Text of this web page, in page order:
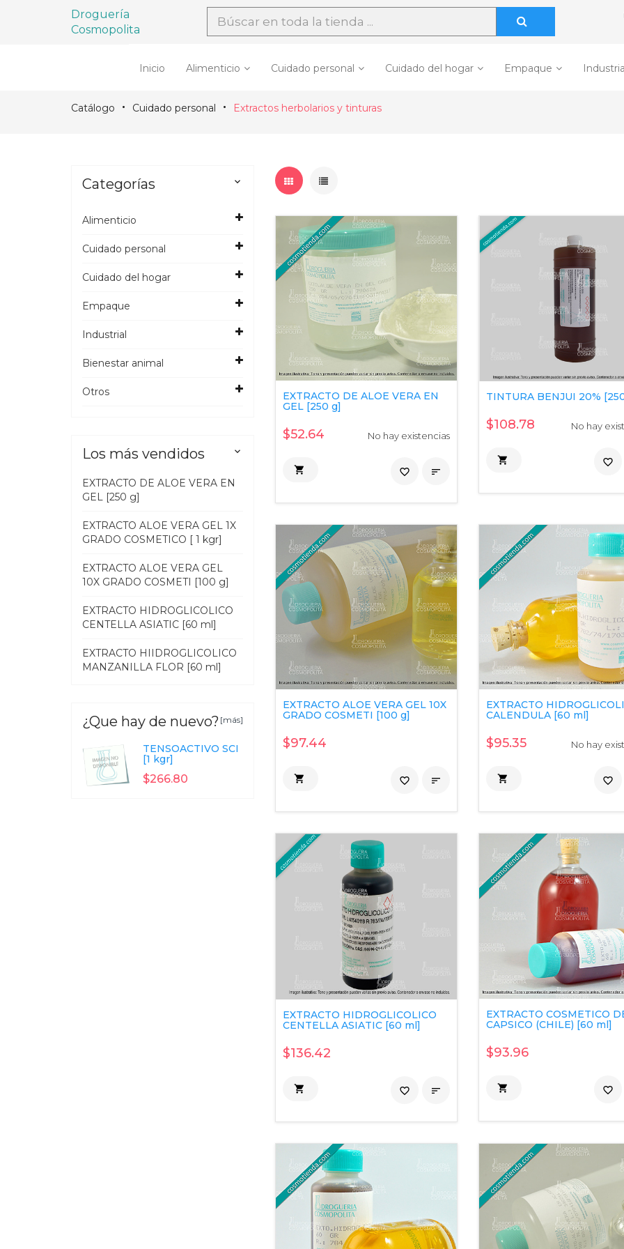
Droguería
Cosmopolita
Inicio Alimenticio Cuidado personal Cuidado del hogar Empaque
Catálogo Cuidado personal Extractos herbolarios y tinturas
EXTRACTO DE ALOE VERA EN
GEL [250 g]
$52.64 No hay existencias
 
favorite_border
TINTURA BENJUI 20%
$108.78 No hay
 favorite_border
EXTRACTO ALOE VERA GEL 10X
GRADO COSMETI [100 g]
$97.44
 
favorite_border
EXTRACTO
CALENDULA [60 ml]
$95.35 No hay
 favorite_border
EXTRACTO HIDROGLICOLICO
CENTELLA ASIATIC [60 ml]
$136.42
 
favorite_border
EXTRACTO COSMETICO
CAPSICO (CHILE) [60 ml]
$93.96
 favorite_border
Categorías 
Alimenticio
Cuidado personal
Cuidado del hogar
Empaque
Industrial
Bienestar animal
Otros
Los más vendidos 
EXTRACTO DE ALOE VERA EN
GEL [250 g]
EXTRACTO ALOE VERA GEL 1X
GRADO COSMETICO [ 1 kgr]
EXTRACTO ALOE VERA GEL
10X GRADO COSMETI [100 g]
EXTRACTO HIDROGLICOLICO
CENTELLA ASIATIC [60 ml]
EXTRACTO HIIDROGLICOLICO
MANZANILLA FLOR [60 ml]
¿Que hay de nuevo? [más]
TENSOACTIVO SCI
[1 kgr]
$266.80